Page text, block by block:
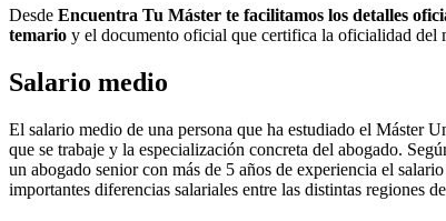
Desde Encuentra Tu Máster te facilitamos los detalles
temario y el documento oficial que certifica la oficialidad del
Salario medio
El salario medio de una persona que ha estudiado el Máster
que se trabaje y la especialización concreta del abogado.
un abogado senior con más de 5 años de experiencia el
importantes diferencias salariales entre las distintas regiones